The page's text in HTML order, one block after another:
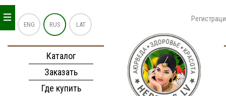
ENG RUS LAT
Каталог
Заказать
Где купить
_
_
_